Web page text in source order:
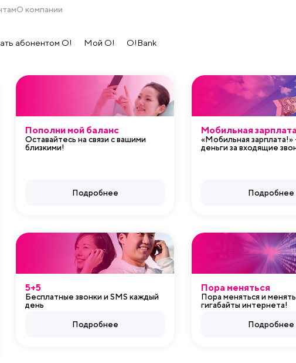
О компании
абонентом O! Мой О! O!Bank
Пополни мой баланс
Оставайтесь на связи с вашими
близкими!
Подробнее
Мобильная зарплата
«Мобильная зарплата!»
деньги за входящие
Подробнее
5+5
Бесплатные звонки и SMS каждый
день
Подробнее
Пора меняться
Пора меняться и
гигабайты интернета!
Подробнее